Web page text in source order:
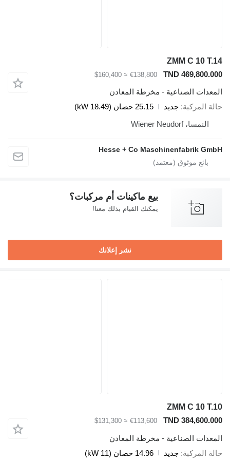
ZMM C 10 T.14
TND 469,800.000
€138,800
≈ $160,400
المعدات الصناعية - مخرطة المعادن
حالة المركبة جديد
25.15 حصان (18.49 kW)
النمسا، Wiener Neudorf
Hesse + Co Maschinenfabrik GmbH
بيع ماكينات أم مركبات؟
يمكنك القيام بذلك معنا!
نشر إعلانك
ZMM C 10 T.10
TND 384,600.000
€113,600
≈ $131,300
المعدات الصناعية - مخرطة المعادن
حالة المركبة جديد
14.96 حصان (11 kW)